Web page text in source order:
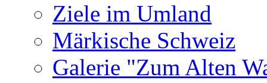
Ziele im Umland
Märkische Schweiz
Galerie "Zum Alten